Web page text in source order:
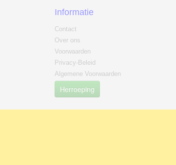
Informatie
Contact
Over ons
Voorwaarden
Privacy-Beleid
Algemene Voorwaarden
Herroeping